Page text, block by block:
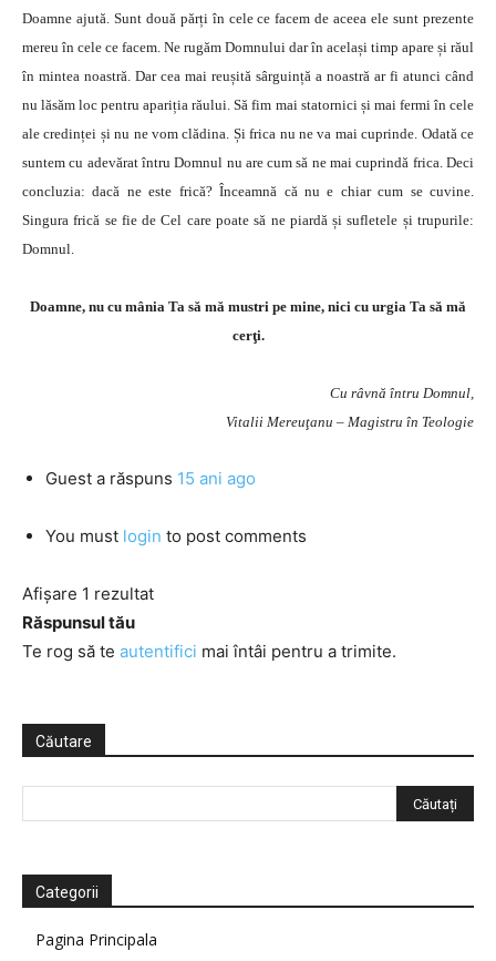
Doamne ajută. Sunt două părți în cele ce facem de aceea ele sunt prezente
mereu în cele ce facem. Ne rugăm Domnului dar în același timp apare și răul
în mintea noastră. Dar cea mai reușită sârguință a noastră ar fi atunci când
nu lăsăm loc pentru apariția răului. Să fim mai statornici și mai fermi în cele
ale credinței și nu ne vom clădina. Și frica nu ne va mai cuprinde. Odată ce
suntem cu adevărat întru Domnul nu are cum să ne mai cuprindă frica. Deci
concluzia: dacă ne este frică? Înceamnă că nu e chiar cum se cuvine.
Singura frică se fie de Cel care poate să ne piardă și sufletele și trupurile:
Domnul.
Doamne, nu cu mânia Ta să mă mustri pe mine, nici cu urgia Ta să mă
cerţi.
Cu râvnă întru Domnul,
Vitalii Mereuţanu – Magistru în Teologie
Guest a răspuns 15 ani ago
You must login to post comments
Afișare 1 rezultat
Răspunsul tău
Te rog să te autentifici mai întâi pentru a trimite.
Căutare
Categorii
Pagina Principala